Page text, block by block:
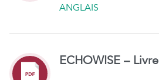
ANGLAIS
ECHOWISE –